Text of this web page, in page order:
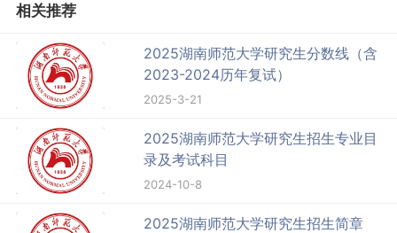
相关推荐
2025湖南师范大学研究生分数线（含
2023-2024历年复试）
2025-3-21
2025湖南师范大学研究生招生专业目
录及考试科目
2024-10-8
2025湖南师范大学研究生招生简章